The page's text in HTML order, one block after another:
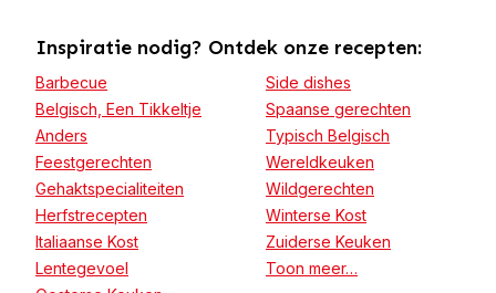
Inspiratie nodig? Ontdek onze recepten:
Barbecue
Belgisch, Een Tikkeltje
Anders
Feestgerechten
Gehaktspecialiteiten
Herfstrecepten
Italiaanse Kost
Lentegevoel
Side dishes
Spaanse gerechten
Typisch Belgisch
Wereldkeuken
Wildgerechten
Winterse Kost
Zuiderse Keuken
Toon meer…